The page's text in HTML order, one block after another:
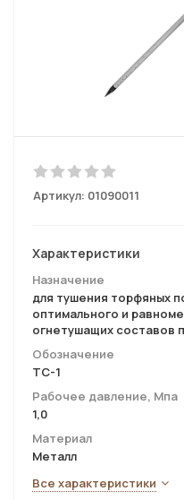
Артикул: 01090011
Характеристики
Назначение
для тушения торфяных
оптимального и
огнетушащих составов
Обозначение
ТС-1
Рабочее давление, Мпа
1,0
Материал
Металл
Все характеристики